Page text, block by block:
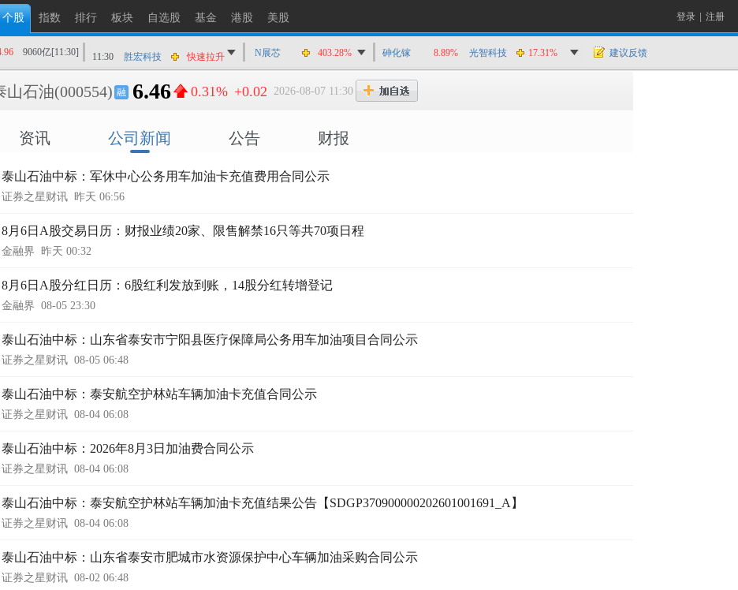
个股 指数 排行 板块 自选股 基金 港股 美股 登录 注册
9060亿[11:30]
11:30
七彩化学
快速拉升
11:30
胜宏科技
快速拉升
11:30
祥鑫科技
快速拉升
11:29
祥鑫科技
N展芯 403.28% 砷化镓 8.89% 光智科技 17.31% 建议反馈
山石油(000554) 融 6.46 0.31% +0.02 2026-08-07 11:30
资讯 公司新闻 公告 财报
泰山石油中标：军休中心公务用车加油卡充值费用合同公示
证券之星财讯 昨天 06:56
8月6日A股交易日历：财报业绩20家、限售解禁16只等共70项日程
金融界 昨天 00:32
8月6日A股分红日历：6股红利发放到账，14股分红转增登记
金融界 08-05 23:30
泰山石油中标：山东省泰安市宁阳县医疗保障局公务用车加油项目合同公示
证券之星财讯 08-05 06:48
泰山石油中标：泰安航空护林站车辆加油卡充值合同公示
证券之星财讯 08-04 06:08
泰山石油中标：2026年8月3日加油费合同公示
证券之星财讯 08-04 06:08
泰山石油中标：泰安航空护林站车辆加油卡充值结果公告【SDGP370900000202601001691_A】
证券之星财讯 08-04 06:08
泰山石油中标：山东省泰安市肥城市水资源保护中心车辆加油采购合同公示
证券之星财讯 08-02 06:48